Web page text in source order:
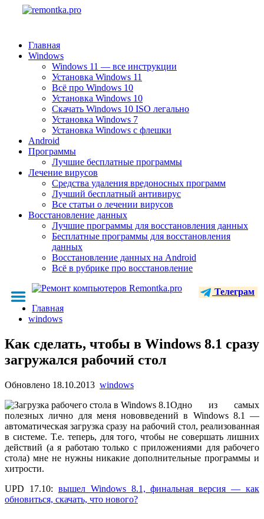
Главная
Windows
Windows 11 — все инструкции
Установка Windows 11
Всё про Windows 10
Установка Windows 10
Скачать Windows 10 ISO легально
Установка Windows 7
Установка Windows с флешки
Android
Программы
Лучшие бесплатные программы
Лечение вирусов
Средства удаления вредоносных программ
Лучший бесплатный антивирус
Все статьи о лечении вирусов
Восстановление данных
Лучшие программы для восстановления данных
Бесплатные программы для восстановления
данных
Восстановление данных на Android
Всё в рубрике про восстановление
Телеграм
Главная
windows
Как сделать, чтобы в Windows 8.1 сразу
загружался рабочий стол
Обновлено 18.10.2013 windows
Одно из самых
полезных лично для меня нововведений в Windows 8.1 —
автоматическая загрузка сразу на рабочий стол, реализованная
в системе. Т.е. теперь, для того, чтобы не совершать лишних
действий (а я работаю только с приложениями для рабочего
стола) мне не нужны никакие дополнительные программы и
хитрости.
UPD 17.10: вышел Windows 8.1, финальная версия — как
обновиться, скачать, что нового?